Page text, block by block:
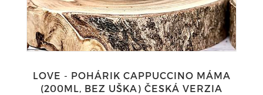
LOVE - POHÁRIK CAPPUCCINO MÁMA
(200ML, BEZ UŠKA) ČESKÁ VERZIA